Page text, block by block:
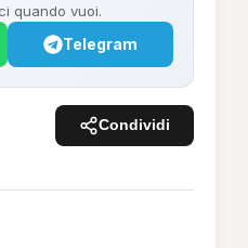
quando vuoi.
Telegram
Condividi